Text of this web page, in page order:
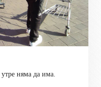
няма да има.